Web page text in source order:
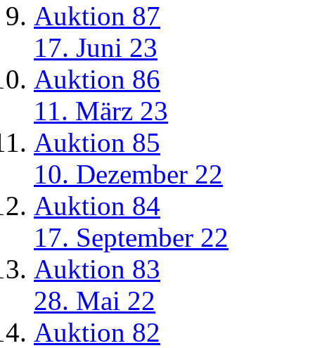
Auktion 87
17. Juni 23
Auktion 86
11. März 23
Auktion 85
10. Dezember 22
Auktion 84
17. September 22
Auktion 83
28. Mai 22
Auktion 82